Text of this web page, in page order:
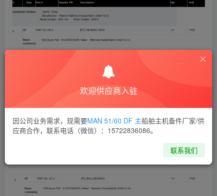
欢迎供应商入驻
因公司业务需求，现需要MAN 51/60 DF 主船舶主机备件厂家/供
应商合作，联系电话（微信）：15722836086。
联系我们